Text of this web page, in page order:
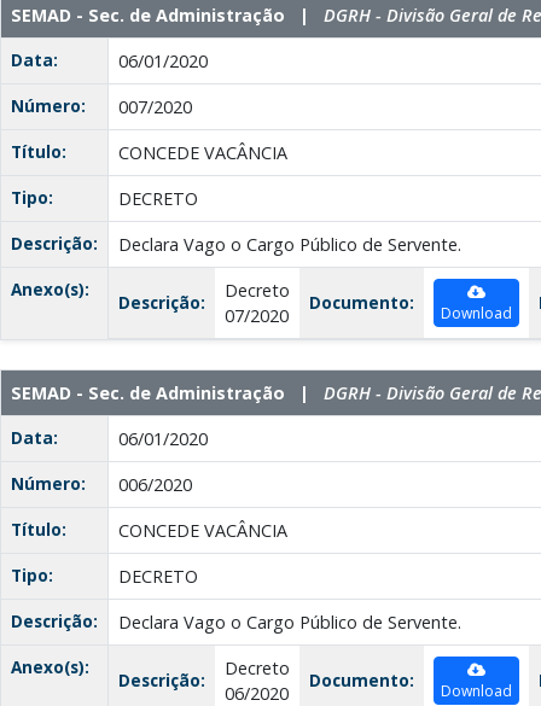
SEMAD - Sec. de Administração | DGRH - Divisão Geral de
Data:
06/01/2020
Número:
007/2020
Título:
CONCEDE VACÂNCIA
Tipo:
DECRETO
Descrição:
Declara Vago o Cargo Público de Servente.
Anexo(s):
Descrição:
Decreto
07/2020
Documento: Download
SEMAD - Sec. de Administração | DGRH - Divisão Geral de
Data:
06/01/2020
Número:
006/2020
Título:
CONCEDE VACÂNCIA
Tipo:
DECRETO
Descrição:
Declara Vago o Cargo Público de Servente.
Anexo(s):
Descrição:
Decreto
06/2020
Documento: Download